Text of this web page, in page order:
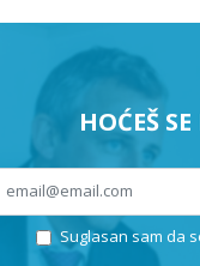
HOĆEŠ
Suglasan sam da